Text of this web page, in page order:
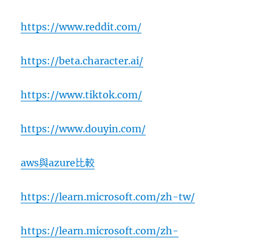
https://www.reddit.com/
https://beta.character.ai/
https://www.tiktok.com/
https://www.douyin.com/
aws與azure比較
https://learn.microsoft.com/zh-tw/
https://learn.microsoft.com/zh-